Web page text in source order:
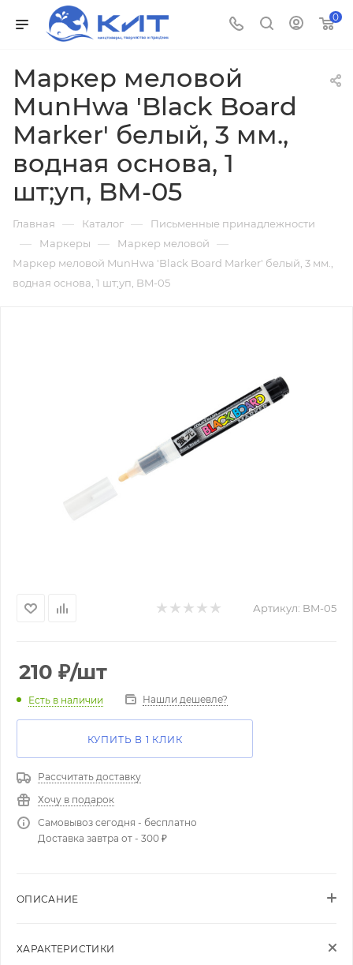
0
Маркер меловой
MunHwa 'Black Board
Marker' белый, 3 мм.,
водная основа, 1
шт;уп, BM-05
Главная — Каталог — Письменные принадлежности
— Маркеры — Маркер меловой —
Маркер меловой MunHwa 'Black Board Marker' белый, 3 мм.,
водная основа, 1 шт;уп, BM-05
Артикул: BM-05
210 ₽/шт
Есть в наличии Нашли дешевле?
КУПИТЬ В 1 КЛИК
Рассчитать доставку
Хочу в подарок
Самовывоз сегодня - бесплатно
Доставка завтра от - 300 ₽
ОПИСАНИЕ
ХАРАКТЕРИСТИКИ